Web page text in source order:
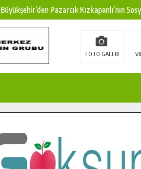
Büyükşehir’den Pazarcık Kızkapanlı’nın
Büyükşehir’den Pazarcık Kırsalına Modern
Çin’den KSÜ’ye Uluslararası Başarı:
İlçe Jandarma Komutanı Karakaya’dan
Bertiz’in Yeni Köprüsünde Sona Doğru.
FOTO GALERİ